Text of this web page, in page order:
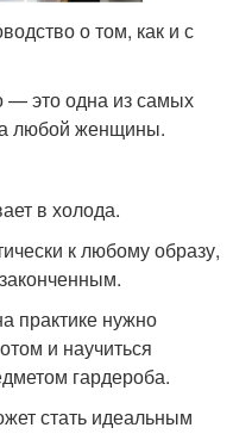
о том, как и с
— это одна из самых
любой женщины.
в холода.
к любому образу,
практике нужно
и научиться
гардероба.
стать идеальным